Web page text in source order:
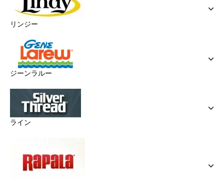
リンジー
ジーンラルー
ライン